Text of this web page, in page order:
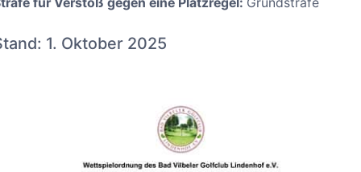
für Verstoß gegen eine Platzregel: Grundstrafe
1. Oktober 2025